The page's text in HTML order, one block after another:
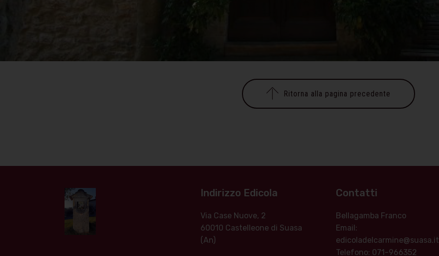
Ritorna alla pagina precedente
Indirizzo Edicola
Via Case Nuove, 2
60010 Castelleone di Suasa
(An)
Contatti
Bellagamba Franco
Email:
edicoladelcarmine@suasa.it
Telefono: 071-966352